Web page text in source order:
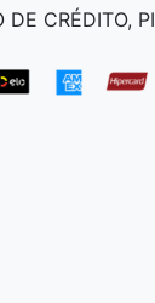
CRÉDITO,